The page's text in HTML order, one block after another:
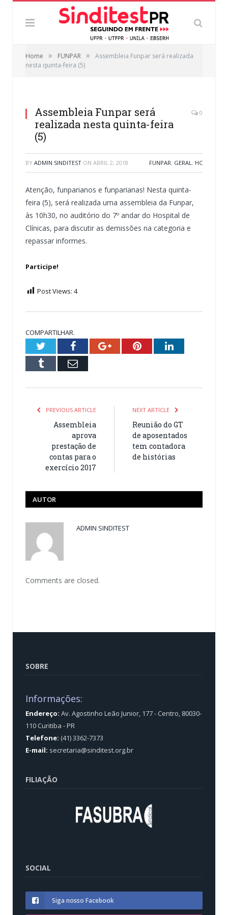
Home » FUNPAR »
Assembleia Funpar será realizada
nesta quinta-feira (5)
Assembleia Funpar será
realizada nesta quinta-feira
(5)
0
BY ADMIN SINDITEST ON ABRIL 2, 2018 FUNPAR, GERAL , HC
Atenção, funparianos e funparianas! Nesta quinta-
feira (5), será realizada uma assembleia da Funpar,
às 10h30, no auditório do 7º andar do Hospital de
Clínicas, para discutir as demissões na categoria e
repassar informes.
Participe!
Post Views: 4
COMPARTILHAR.
TwitterFacebookGoogle+PinterestLinkedIn
Tumblr Email
PREVIOUS ARTICLE
Assembleia
aprova
prestação de
contas para o
exercício 2017
NEXT ARTICLE
Reunião do GT
de aposentados
tem contadora
de histórias
AUTOR
ADMIN SINDITEST
Comments are closed.
SOBRE
Informações:
Endereço: Av. Agostinho Leão Junior, 177 - Centro, 80030-
110 Curitiba - PR
Telefone: (41) 3362-7373
E-mail: secretaria@sinditest.org.br
FILIAÇÃO
SOCIAL
Siga nosso Facebook